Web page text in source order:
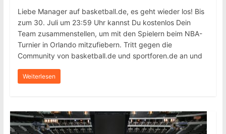
Liebe Manager auf basketball.de, es geht wieder los! Bis
zum 30. Juli um 23:59 Uhr kannst Du kostenlos Dein
Team zusammenstellen, um mit den Spielern beim NBA-
Turnier in Orlando mitzufiebern. Tritt gegen die
Community von basketball.de und sportforen.de an und
Weiterlesen